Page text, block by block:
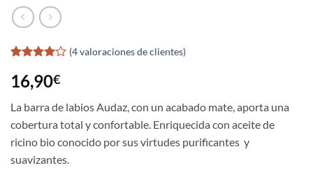
con 4de
5 en
base a
valoraciones
de
(4valoraciones de clientes)
16,90€
La barra de labios Audaz, con un acabado mate, aporta una
cobertura total y confortable. Enriquecida con aceite de
ricino bio conocido por sus virtudes purificantes y
suavizantes.